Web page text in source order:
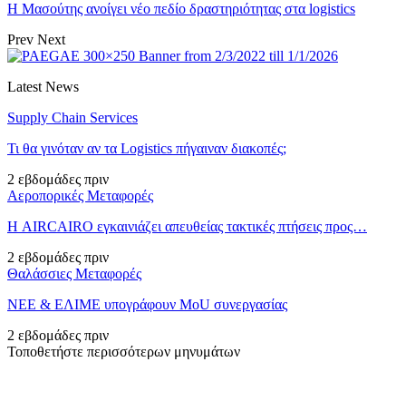
Η Μασούτης ανοίγει νέο πεδίο δραστηριότητας στα logistics
Prev Next
Latest News
Supply Chain Services
Τι θα γινόταν αν τα Logistics πήγαιναν διακοπές;
2 εβδομάδες πριν
Αεροπορικές Μεταφορές
Η AIRCAIRO εγκαινιάζει απευθείας τακτικές πτήσεις προς…
2 εβδομάδες πριν
Θαλάσσιες Μεταφορές
ΝΕΕ & ΕΛΙΜΕ υπογράφουν MoU συνεργασίας
2 εβδομάδες πριν
Τοποθετήστε περισσότερων μηνυμάτων